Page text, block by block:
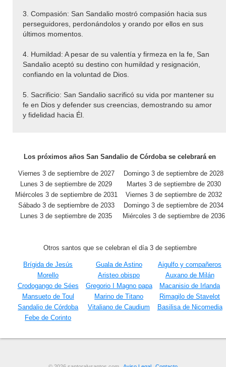
3. Compasión: San Sandalio mostró compasión hacia sus
perseguidores, perdonándolos y orando por ellos en sus
últimos momentos.
4. Humildad: A pesar de su valentía y firmeza en la fe, San
Sandalio aceptó su destino con humildad y resignación,
confiando en la voluntad de Dios.
5. Sacrificio: San Sandalio sacrificó su vida por mantener su
fe en Dios y defender sus creencias, demostrando su amor
y fidelidad hacia Él.
Los próximos años San Sandalio de Córdoba se celebrará en
Viernes 3 de septiembre de 2027
Domingo 3 de septiembre de 2028
Lunes 3 de septiembre de 2029
Martes 3 de septiembre de 2030
Miércoles 3 de septiembre de 2031
Viernes 3 de septiembre de 2032
Sábado 3 de septiembre de 2033
Domingo 3 de septiembre de 2034
Lunes 3 de septiembre de 2035
Miércoles 3 de septiembre de 2036
Otros santos que se celebran el día 3 de septiembre
Brígida de Jesús
Morello
Guala de Astino
Aigulfo y compañeros
Aristeo obispo
Auxano de Milán
Crodogango de Sées
Gregorio I Magno papa
Macanisio de Irlanda
Mansueto de Toul
Marino de Titano
Rimagilo de Stavelot
Sandalio de Córdoba
Vitaliano de Caudium
Basilisa de Nicomedia
Febe de Corinto